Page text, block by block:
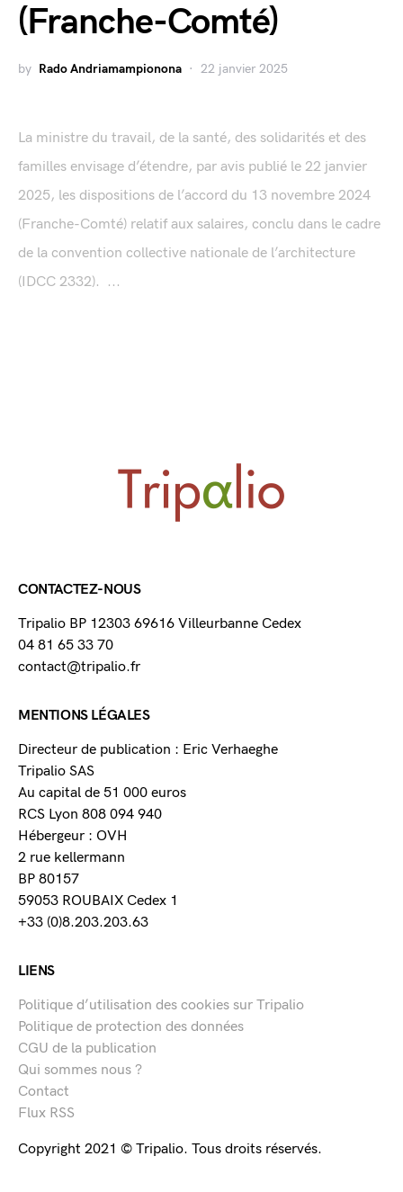
(Franche-Comté)
by Rado Andriamampionona 22 janvier 2025
La ministre du travail, de la santé, des solidarités et des
familles envisage d’étendre, par avis publié le 22 janvier
2025, les dispositions de l’accord du 13 novembre 2024
(Franche-Comté) relatif aux salaires, conclu dans le cadre
de la convention collective nationale de l’architecture
(IDCC 2332). ...
CONTACTEZ-NOUS
Tripalio BP 12303 69616 Villeurbanne Cedex
04 81 65 33 70
contact@tripalio.fr
MENTIONS LÉGALES
Directeur de publication : Eric Verhaeghe
Tripalio SAS
Au capital de 51 000 euros
RCS Lyon 808 094 940
Hébergeur : OVH
2 rue kellermann
BP 80157
59053 ROUBAIX Cedex 1
+33 (0)8.203.203.63
LIENS
Politique d’utilisation des cookies sur Tripalio
Politique de protection des données
CGU de la publication
Qui sommes nous ?
Contact
Flux RSS
Copyright 2021 © Tripalio. Tous droits réservés.